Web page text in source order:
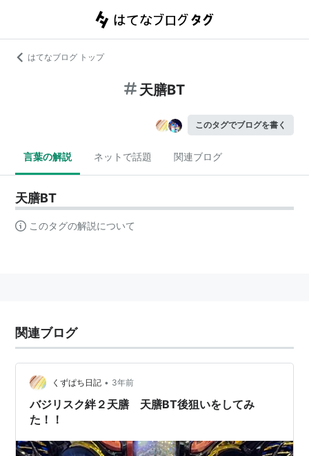
はてなブログ トップ
天膳BT
このタグでブログを書く
言葉の解説 ネットで話題 関連ブログ
天膳BT
このタグの解説について
関連ブログ
くずぱち日記 • 3年前
バジリスク絆２天膳 天膳BT後狙いをしてみ
た！！